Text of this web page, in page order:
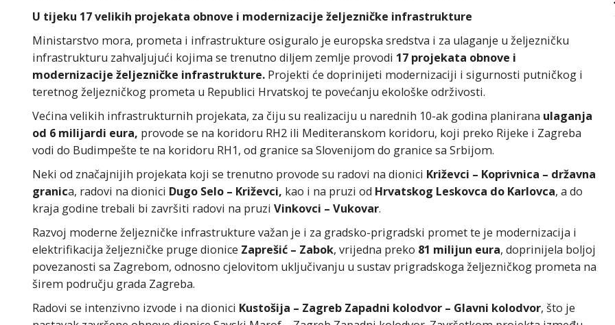
U tijeku 17 velikih projekata obnove i modernizacije željezničke infrastrukture
Ministarstvo mora, prometa i infrastrukture osiguralo je europska sredstva i za ulaganje u željezničku
infrastrukturu zahvaljujući kojima se trenutno diljem zemlje provodi 17 projekata obnove i
modernizacije željezničke infrastrukture. Projekti će doprinijeti modernizaciji i sigurnosti putničkog i
teretnog željezničkog prometa u Republici Hrvatskoj te povećanju ekološke održivosti.
Većina velikih infrastrukturnih projekata, za čiju su realizaciju u narednih 10-ak godina planirana ulaganja
od 6 milijardi eura, provode se na koridoru RH2 ili Mediteranskom koridoru, koji preko Rijeke i Zagreba
vodi do Budimpešte te na koridoru RH1, od granice sa Slovenijom do granice sa Srbijom.
Neki od značajnijih projekata koji se trenutno provode su radovi na dionici Križevci – Koprivnica – državna
granica, radovi na dionici Dugo Selo – Križevci, kao i na pruzi od Hrvatskog Leskovca do Karlovca, a do
kraja godine trebali bi završiti radovi na pruzi Vinkovci – Vukovar.
Razvoj moderne željezničke infrastrukture važan je i za gradsko-prigradski promet te je modernizacija i
elektrifikacija željezničke pruge dionice Zaprešić – Zabok, vrijedna preko 81 milijun eura, doprinijela boljoj
povezanosti sa Zagrebom, odnosno cjelovitom uključivanju u sustav prigradskoga željezničkog prometa na
širem području grada Zagreba.
Radovi se intenzivno izvode i na dionici Kustošija – Zagreb Zapadni kolodvor – Glavni kolodvor, što je